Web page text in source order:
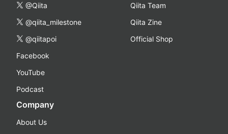
@Qiita
@qiita_milestone
@qiitapoi
Facebook
YouTube
Podcast
Qiita Team
Qiita Zine
Official Shop
Company
About Us